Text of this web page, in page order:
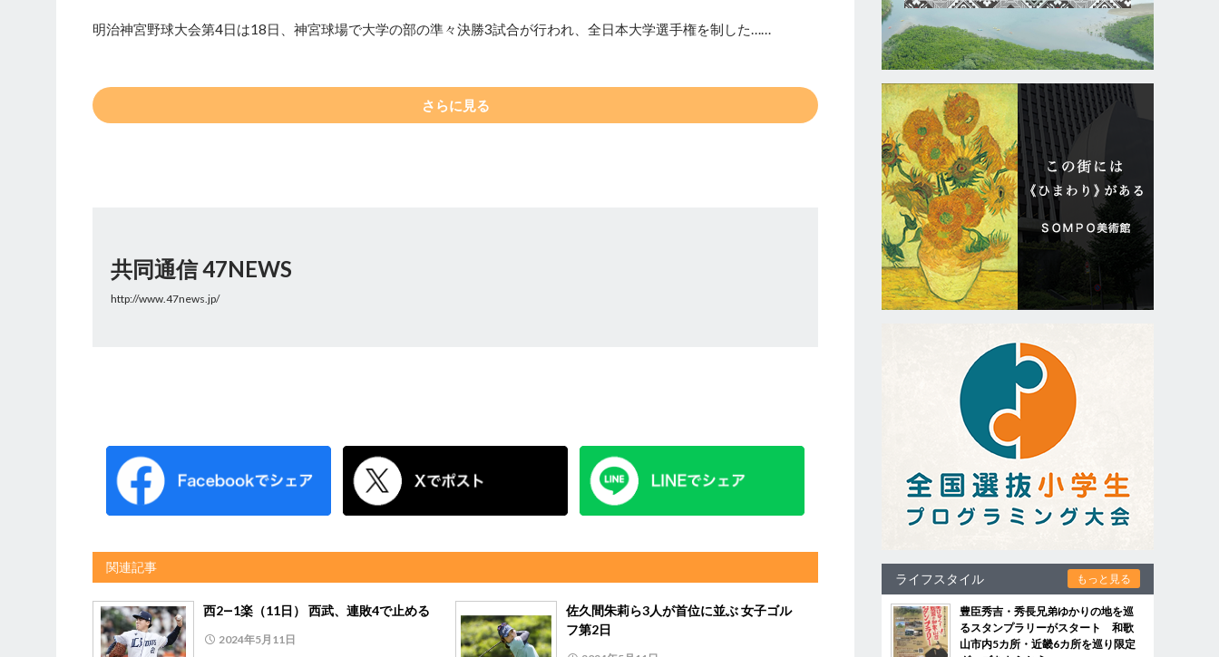
明治神宮野球大会第4日は18日、神宮球場で大学の部の準々決勝3試合が行われ、全日本大学選手権を制した……
さらに見る
共同通信 47NEWS
http://www.47news.jp/
関連記事
西2―1楽（11日） 西武、連敗4で止める
2024年5月11日
佐久間朱莉ら3人が首位に並ぶ 女子ゴル
フ第2日
ライフスタイル もっと見る
豊臣秀吉・秀長兄弟ゆかりの地を巡
るスタンプラリーがスタート 和歌
山市内5カ所・近畿6カ所を巡り限定